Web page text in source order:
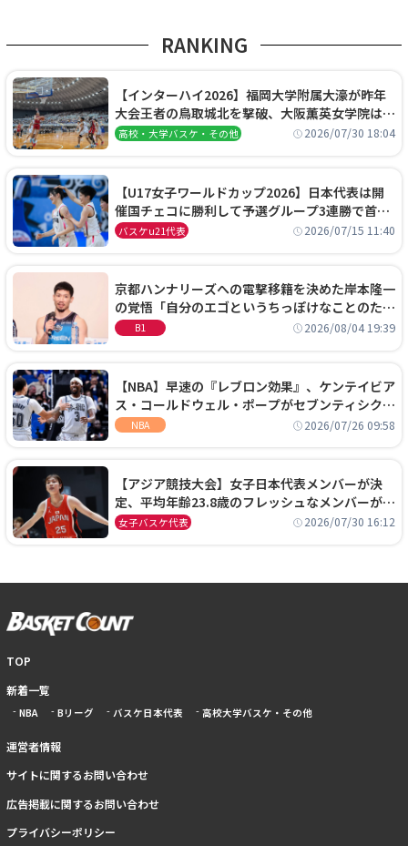
RANKING
【インターハイ2026】福岡大学附属大濠が昨年
大会王者の鳥取城北を撃破、大阪薫英女学院は岐
阜女子に完勝、大会3日目試合結果
高校・大学バスケ・その他 2026/07/30 18:04
【U17女子ワールドカップ2026】日本代表は開
催国チェコに勝利して予選グループ3連勝で首位
通過！準々決勝の相手はエジプトに決定
バスケu21代表 2026/07/15 11:40
京都ハンナリーズへの電撃移籍を決めた岸本隆一
の覚悟「自分のエゴというちっぽけなことのため
に、京都に来たわけではない」
B1 2026/08/04 19:39
【NBA】早速の『レブロン効果』、ケンテイビア
ス・コールドウェル・ポープがセブンティシクサ
ーズに1年契約で加入
NBA 2026/07/26 09:58
【アジア競技大会】女子日本代表メンバーが決
定、平均年齢23.8歳のフレッシュなメンバーが日
本開催の大舞台で頂点を狙う
女子バスケ代表 2026/07/30 16:12
TOP
新着一覧
NBA Bリーグ バスケ日本代表 高校大学バスケ・その他
運営者情報
サイトに関するお問い合わせ
広告掲載に関するお問い合わせ
プライバシーポリシー